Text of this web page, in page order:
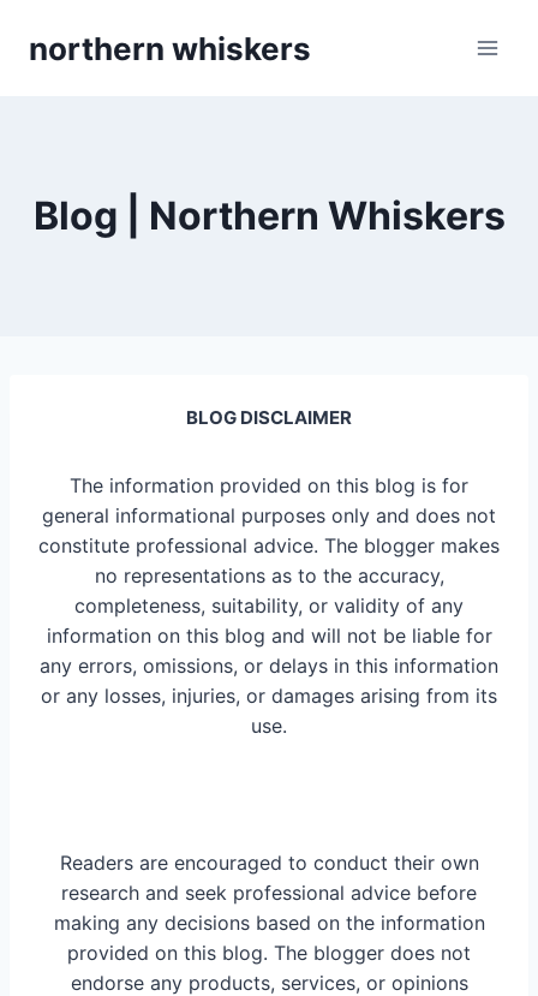
northern whiskers
Blog | Northern Whiskers
BLOG DISCLAIMER
The information provided on this blog is for
general informational purposes only and does not
constitute professional advice. The blogger makes
no representations as to the accuracy,
completeness, suitability, or validity of any
information on this blog and will not be liable for
any errors, omissions, or delays in this information
or any losses, injuries, or damages arising from its
use.
Readers are encouraged to conduct their own
research and seek professional advice before
making any decisions based on the information
provided on this blog. The blogger does not
endorse any products, services, or opinions